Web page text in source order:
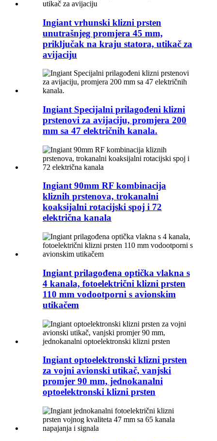
Ingiant vrhunski klizni prsten
unutrašnjeg promjera 45 mm,
priključak na kraju statora, utikač za
avijaciju
Ingiant Specijalni prilagođeni klizni
prstenovi za avijaciju, promjera 200
mm sa 47 električnih kanala.
Ingiant 90mm RF kombinacija
kliznih prstenova, trokanalni
koaksijalni rotacijski spoj i 72
električna kanala
Ingiant prilagođena optička vlakna s
4 kanala, fotoelektrični klizni prsten
110 mm vodootporni s avionskim
utikačem
Ingiant optoelektronski klizni prsten
za vojni avionski utikač, vanjski
promjer 90 mm, jednokanalni
optoelektronski klizni prsten